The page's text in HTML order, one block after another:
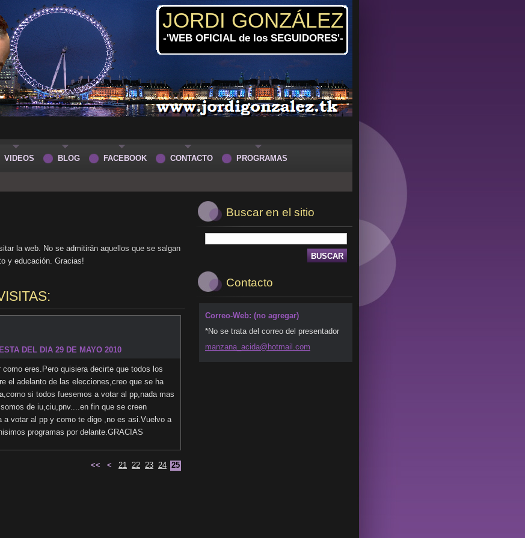
JORDI GONZÁLEZ
-'WEB OFICIAL de los SEGUIDORES'-
la web. No se admitirán aquellos que se salgan
y educación. Gracias!
DEL DIA 29 DE MAYO 2010
eres.Pero quisiera decirte que todos los
el adelanto de las elecciones,creo que se ha
si todos fuesemos a votar al pp,nada mas
de iu,ciu,pnv....en fin que se creen
a votar al pp y como te digo ,no es asi.Vuelvo a
programas por delante.GRACIAS
<< < 21 22 23 24 25
Buscar en el sitio
Contacto
Correo-Web: (no agregar)
*No se trata del correo del presentador
manzana_ acida@hotmail.com
VIDEOS BLOG FACEBOOK CONTACTO PROGRAMAS